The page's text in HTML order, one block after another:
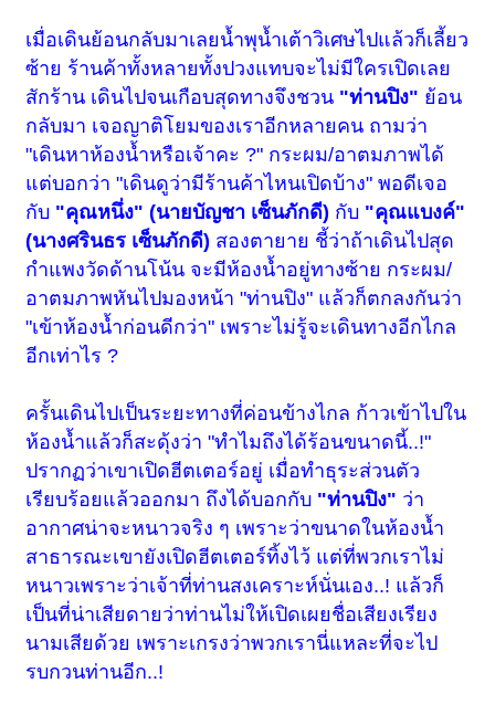
เมื่อเดินย้อนกลับมาเลยน้ำพุน้ำเต้าวิเศษไปแล้วก็เลี้ยว
ซ้าย ร้านค้าทั้งหลายทั้งปวงแทบจะไม่มีใครเปิดเลย
สักร้าน เดินไปจนเกือบสุดทางจึงชวน "ท่านปิง" ย้อน
กลับมา เจอญาติโยมของเราอีกหลายคน ถามว่า
"เดินหาห้องน้ำหรือเจ้าคะ ?" กระผม/อาตมภาพได้
แต่บอกว่า "เดินดูว่ามีร้านค้าไหนเปิดบ้าง" พอดีเจอ
กับ "คุณหนึ่ง" (นายบัญชา เซ็นภักดี) กับ "คุณแบงค์"
(นางศรินธร เซ็นภักดี) สองตายาย ชี้ว่าถ้าเดินไปสุด
กำแพงวัดด้านโน้น จะมีห้องน้ำอยู่ทางซ้าย กระผม/
อาตมภาพหันไปมองหน้า "ท่านปิง" แล้วก็ตกลงกันว่า
"เข้าห้องน้ำก่อนดีกว่า" เพราะไม่รู้จะเดินทางอีกไกล
อีกเท่าไร ?
ครั้นเดินไปเป็นระยะทางที่ค่อนข้างไกล ก้าวเข้าไปใน
ห้องน้ำแล้วก็สะดุ้งว่า "ทำไมถึงได้ร้อนขนาดนี้..!"
ปรากฏว่าเขาเปิดฮีตเตอร์อยู่ เมื่อทำธุระส่วนตัว
เรียบร้อยแล้วออกมา ถึงได้บอกกับ "ท่านปิง" ว่า
อากาศน่าจะหนาวจริง ๆ เพราะว่าขนาดในห้องน้ำ
สาธารณะเขายังเปิดฮีตเตอร์ทิ้งไว้ แต่ที่พวกเราไม่
หนาวเพราะว่าเจ้าที่ท่านสงเคราะห์นั่นเอง..! แล้วก็
เป็นที่น่าเสียดายว่าท่านไม่ให้เปิดเผยชื่อเสียงเรียง
นามเสียด้วย เพราะเกรงว่าพวกเรานี่แหละที่จะไป
รบกวนท่านอีก..!